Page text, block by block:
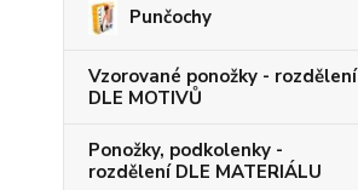
Punčochy
Vzorované ponožky - rozdělení
DLE MOTIVŮ
Ponožky, podkolenky -
rozdělení DLE MATERIÁLU